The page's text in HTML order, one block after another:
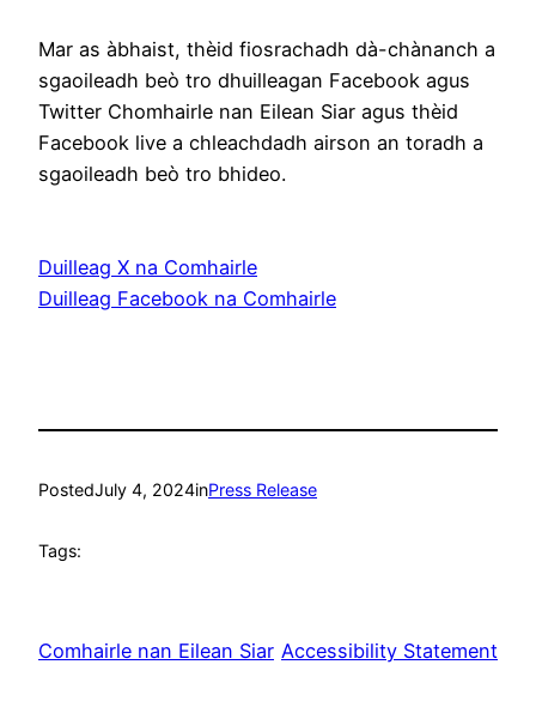
Mar as àbhaist, thèid fiosrachadh dà-chànanch a
sgaoileadh beò tro dhuilleagan Facebook agus
Twitter Chomhairle nan Eilean Siar agus thèid
Facebook live a chleachdadh airson an toradh a
sgaoileadh beò tro bhideo.
Duilleag X na Comhairle
Duilleag Facebook na Comhairle
PostedJuly 4, 2024inPress Release
Tags:
Comhairle nan Eilean Siar Accessibility Statement